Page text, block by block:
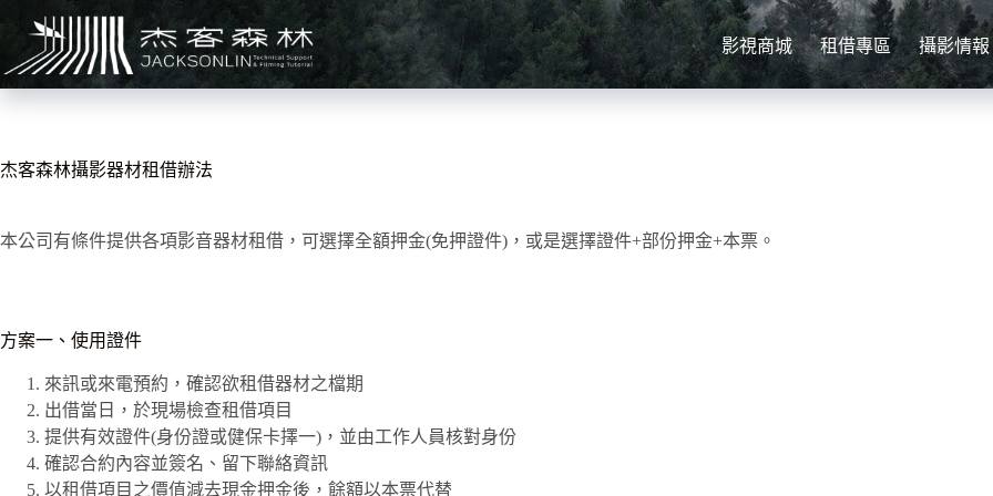
主
要
影視商城 租借專區 攝影情報
杰客森林攝影器材租借辦法
本公司有條件提供各項影音器材租借，可選擇全額押金(免押證件)，或是選擇證件+部份押金+本票。
方案一、使用證件
來訊或來電預約，確認欲租借器材之檔期
出借當日，於現場檢查租借項目
提供有效證件(身份證或健保卡擇一)，並由工作人員核對身份
確認合約內容並簽名、留下聯絡資訊
以租借項目之價值減去現金押金後，餘額以本票代替